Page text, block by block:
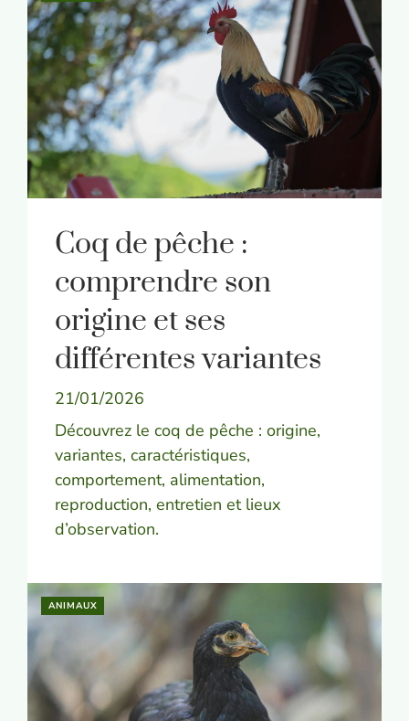
Coq de pêche :
comprendre son
origine et ses
différentes variantes
21/01/2026
Découvrez le coq de pêche : origine,
variantes, caractéristiques,
comportement, alimentation,
reproduction, entretien et lieux
d’observation.
ANIMAUX